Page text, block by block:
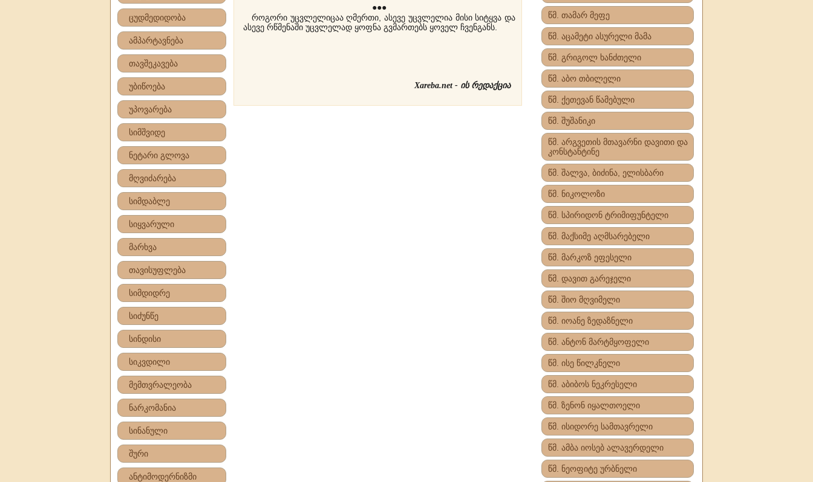
ცუდმედიდობა
ამპარტავნება
თავშეკავება
უბიწოება
უპოვარება
სიმშვიდე
ნეტარი გლოვა
მღვიძარება
სიმდაბლე
სიყვარული
მარხვა
თავისუფლება
სიმდიდრე
სიძუნწე
სინდისი
სიკვდილი
მემთვრალეობა
ნარკომანია
სინანული
შური
ანტიმოდერნიზმი
●●●
როგორი უცვლელიცაა ღმერთი, ასევე უცვლელია მისი სიტყვა და
ასევე რწმენაში უცვლელად ყოფნა გვმართებს ყოველ ჩვენგანს.
Xareba.net - ის რედაქცია
წმ. თამარ მეფე
წმ. აცამეტი ასურელი მამა
წმ. გრიგოლ ხანძთელი
წმ. აბო თბილელი
წმ. ქეთევან წამებული
წმ. შუშანიკი
წმ. არგვეთის მთავარნი დავითი და
კონსტანტინე
წმ. შალვა, ბიძინა, ელისბარი
წმ. ნიკოლოზი
წმ. სპირიდონ ტრიმიფუნტელი
წმ. მაქსიმე აღმსარებელი
წმ. მარკოზ ეფესელი
წმ. დავით გარეჯელი
წმ. შიო მღვიმელი
წმ. იოანე ზედაზნელი
წმ. ანტონ მარტმყოფელი
წმ. ისე წილკნელი
წმ. აბიბოს ნეკრესელი
წმ. ზენონ იყალთოელი
წმ. ისიდორე სამთავრელი
წმ. ამბა იოსებ ალავერდელი
წმ. ნეოფიტე ურბნელი